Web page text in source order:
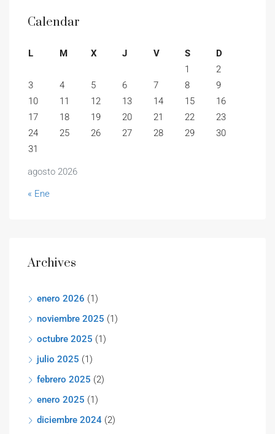
Calendar
agosto 2026
L M X J V S
D
1
2
3
4 5 6 7 8
9
10
11 12 13 14 15
16
17
18 19 20 21 22
23
24
25 26 27 28 29
30
31
« Ene
Archives
enero 2026 (1)
noviembre 2025 (1)
octubre 2025 (1)
julio 2025 (1)
febrero 2025 (2)
enero 2025 (1)
diciembre 2024 (2)